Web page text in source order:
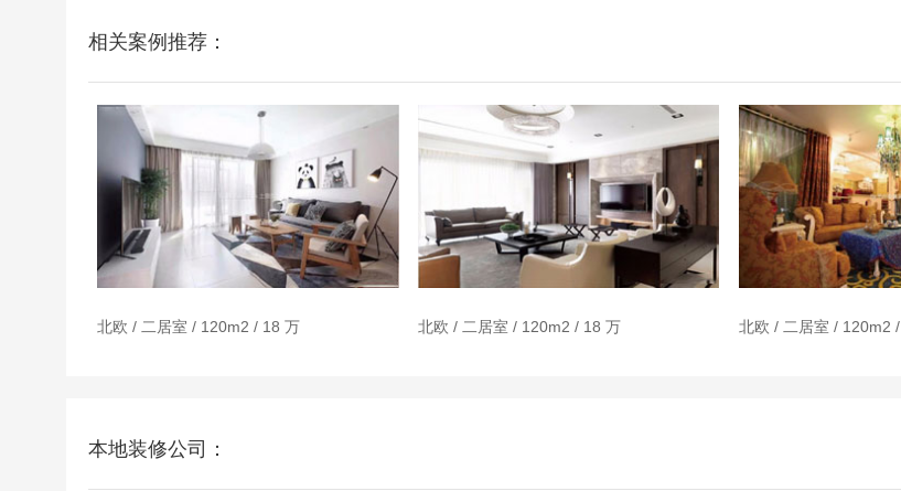
相关案例推荐：
北欧 / 二居室 / 120m2 / 18 万 北欧 / 二居室 / 120m2 / 18 万 北欧 / 二居室 / 120m2
本地装修公司：